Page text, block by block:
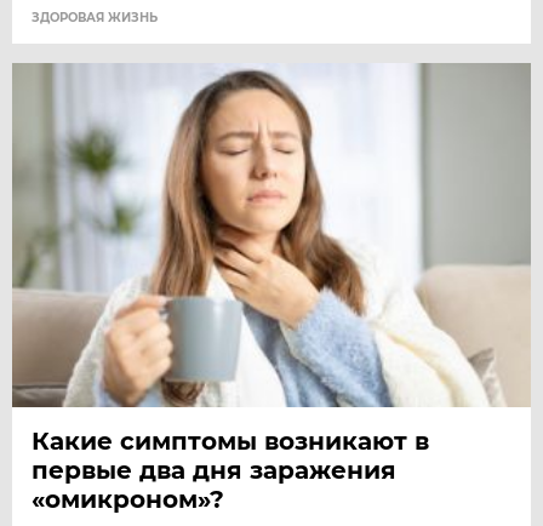
ЗДОРОВАЯ ЖИЗНЬ
Какие симптомы возникают в
первые два дня заражения
«омикроном»?